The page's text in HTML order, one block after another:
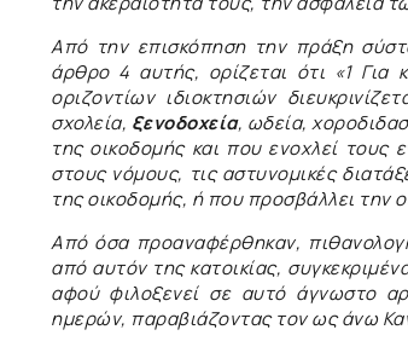
Από την επισκόπηση την πράξη
άρθρο 4 αυτής, ορίζεται ότι «1
οριζοντίων ιδιοκτησιών
σχολεία, ξενοδοχεία, ωδεία,
της οικοδομής και που ενοχλεί τους
στους νόμους, τις αστυνομικές
της οικοδομής, ή που προσβάλλει την
Από όσα προαναφέρθηκαν,
από αυτόν της κατοικίας,
αφού φιλοξενεί σε αυτό άγνωστο
ημερών, παραβιάζοντας τον ως άνω